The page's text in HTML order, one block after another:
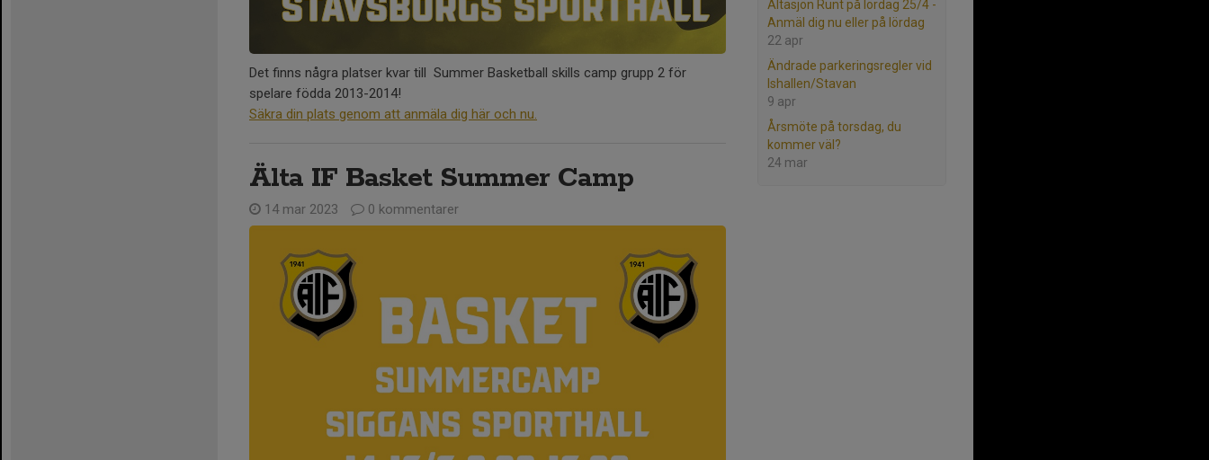
Ältasjön Runt på lördag 25/4 -
Anmäl dig nu eller på lördag
22 apr
Ändrade parkeringsregler vid
Ishallen/Stavan
9 apr
Årsmöte på torsdag, du
kommer väl?
24 mar
Det finns några platser kvar till Summer Basketball skills camp grupp 2 för
spelare födda 2013-2014!
Säkra din plats genom att anmäla dig här och nu.
Älta IF Basket Summer Camp
14 mar 2023 0 kommentarer